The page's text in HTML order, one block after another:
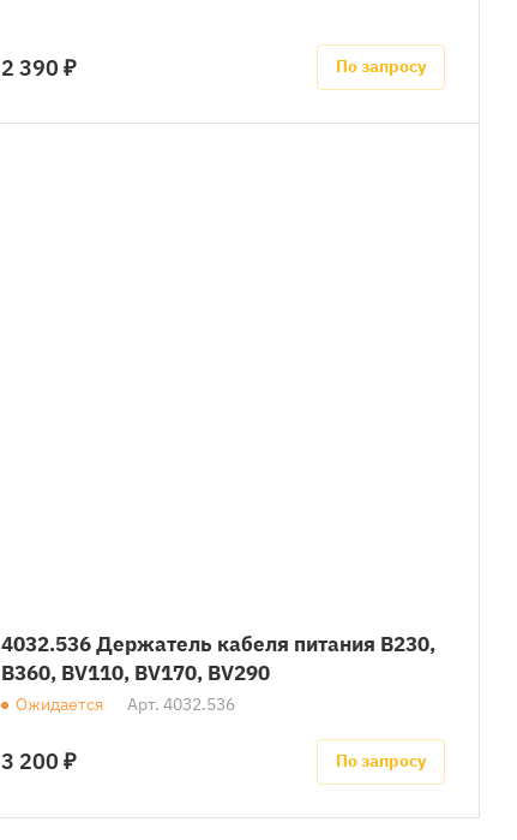
2 390 ₽ По запросу
4032.536 Держатель кабеля питания B230,
B360, BV110, BV170, BV290
Ожидается Арт.4032.536
3 200 ₽ По запросу